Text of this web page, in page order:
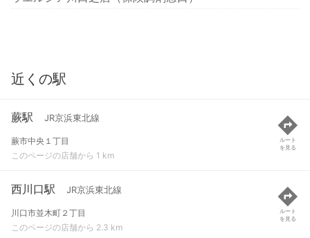
近くの駅
蕨駅 JR京浜東北線
蕨市中央１丁目
このページの店舗から 1 km
ルート
を見る
西川口駅 JR京浜東北線
川口市並木町２丁目
このページの店舗から 2.3 km
ルート
を見る